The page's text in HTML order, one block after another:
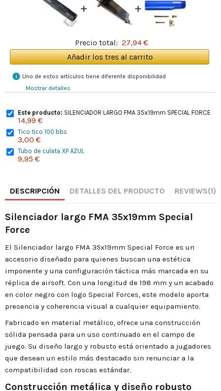
+ +
Precio total: 27,94 €
Añadir los tres al carrito
info Uno de estos artículos tiene diferente disponibilidad
Mostrar detalles
Este producto: SILENCIADOR LARGO FMA 35x19mm SPECIAL FORCE
14,99 €
Tico tico 100 bbs
3,00 €
Tubo de culata XP AZUL
9,95 €
DESCRIPCIÓN DETALLES DEL PRODUCTO REVIEWS(1)
Silenciador largo FMA 35x19mm Special
Force
El Silenciador largo FMA 35x19mm Special Force es un
accesorio diseñado para quienes buscan una estética
imponente y una configuración táctica más marcada en su
réplica de airsoft. Con una longitud de 198 mm y un acabado
en color negro con logo Special Forces, este modelo aporta
presencia y coherencia visual a cualquier equipamiento.
Fabricado en material metálico, ofrece una construcción
sólida pensada para un uso continuado en el campo de
juego. Su diseño largo y robusto está orientado a jugadores
que desean un estilo más destacado sin renunciar a la
compatibilidad con roscas estándar.
Construcción metálica y diseño robusto